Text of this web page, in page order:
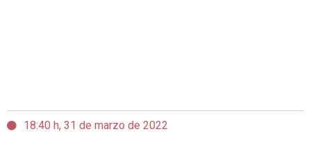
18:40 h, 31 de marzo de 2022